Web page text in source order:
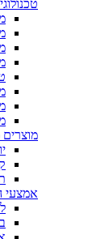
אמצעי